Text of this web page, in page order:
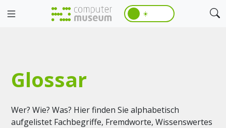
☀️
Glossar
Wer? Wie? Was? Hier finden Sie alphabetisch
aufgelistet Fachbegriffe, Fremdworte, Wissenswertes